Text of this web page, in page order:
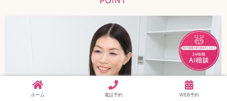
ホーム 電話予約 WEB予約
チャット